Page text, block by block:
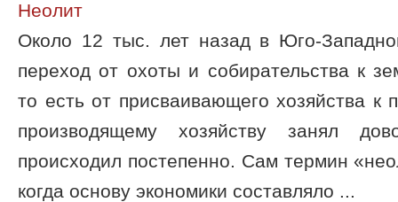
Неолит
Около 12 тыс. лет назад в Юго-
переход от охоты и собирательства к
то есть от присваивающего хозяйства к
производящему хозяйству занял
происходил постепенно. Сам термин
когда основу экономики составляло ...